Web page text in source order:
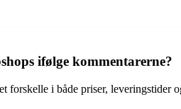
ifølge kommentarerne?
i både priser, leveringstider